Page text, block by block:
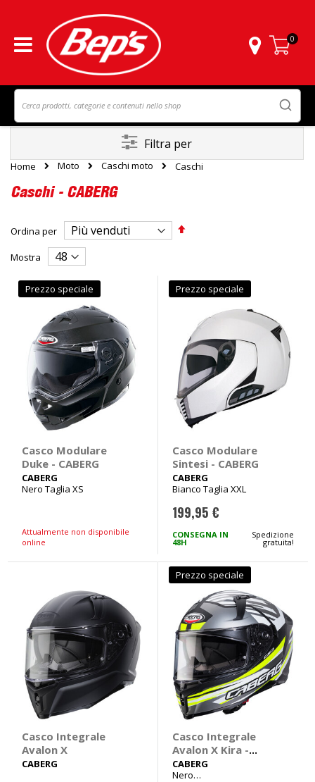
Carrello
0
Home Moto Caschi moto Caschi
Caschi - CABERG
Ordina per
Imposta
Mostra
Prezzo speciale
Casco Modulare
Duke - CABERG
CABERG
Nero Taglia XS
Attualmente non disponibile
online
Prezzo speciale
Casco Modulare
Sintesi - CABERG
CABERG
Bianco Taglia XXL
199,95 €
CONSEGNA IN
48H
Spedizione
gratuita!
Casco Integrale
Avalon X
CABERG
Prezzo speciale
Casco Integrale
Avalon X Kira -
CABERG
CABERG
Nero
Filtra per